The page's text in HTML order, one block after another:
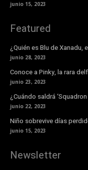
junio 15, 2023
Featured
¿Quién es Blu de Xanadu,
junio 28, 2023
Conoce a Pinky, la rara
junio 23, 2023
¿Cuándo saldrá ‘Squadron
junio 22, 2023
Niño sobrevive días
junio 15, 2023
Newsletter